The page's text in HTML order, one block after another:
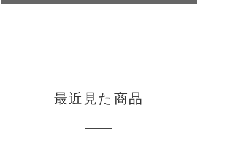
最近見た商品